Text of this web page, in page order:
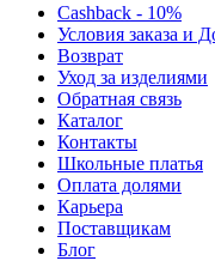
Cashback - 10%
Условия заказа и
Возврат
Уход за изделиями
Обратная связь
Каталог
Контакты
Школьные платья
Оплата долями
Карьера
Поставщикам
Блог